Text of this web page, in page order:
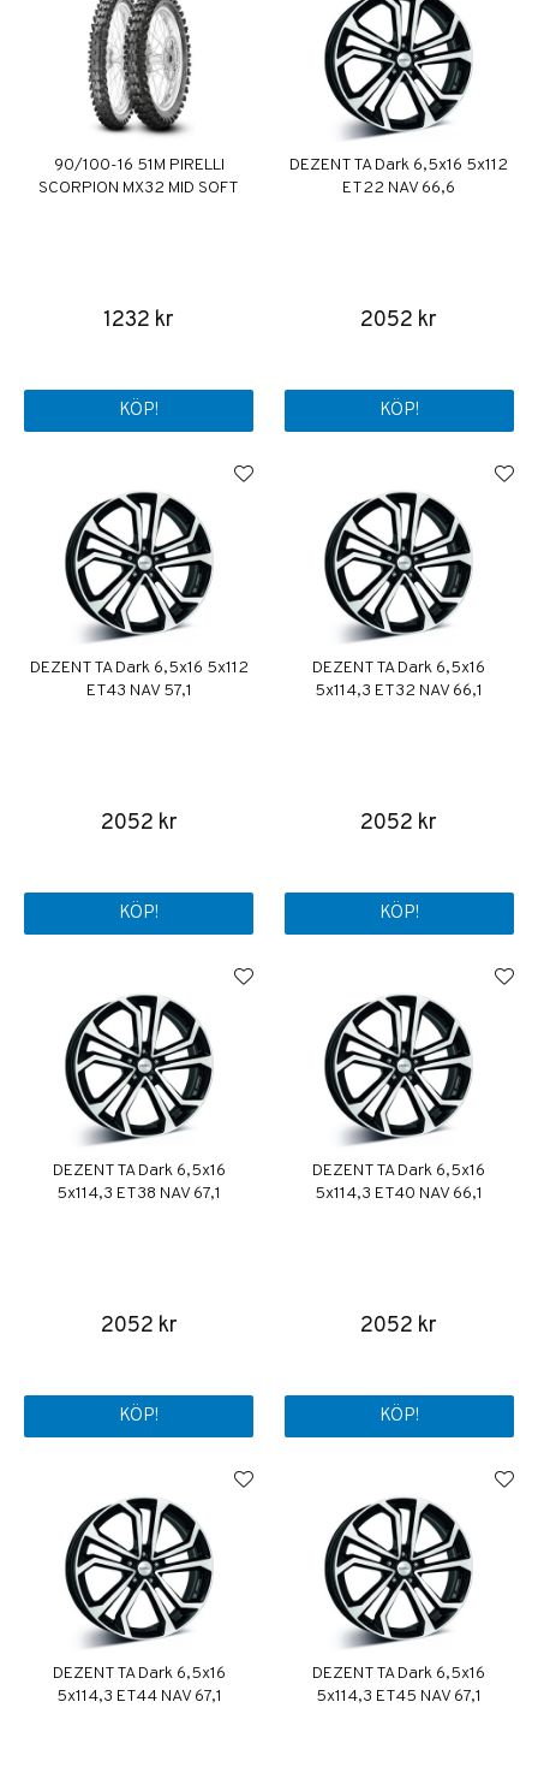
90/100-16 51M PIRELLI
SCORPION MX32 MID SOFT
1232 kr
KÖP!
DEZENT TA Dark 6,5x16 5x112
ET22 NAV 66,6
2052 kr
KÖP!
DEZENT TA Dark 6,5x16 5x112
ET43 NAV 57,1
2052 kr
KÖP!
DEZENT TA Dark 6,5x16
5x114,3 ET32 NAV 66,1
2052 kr
KÖP!
DEZENT TA Dark 6,5x16
5x114,3 ET38 NAV 67,1
2052 kr
KÖP!
DEZENT TA Dark 6,5x16
5x114,3 ET40 NAV 66,1
2052 kr
KÖP!
DEZENT TA Dark 6,5x16
5x114,3 ET44 NAV 67,1
DEZENT TA Dark 6,5x16
5x114,3 ET45 NAV 67,1